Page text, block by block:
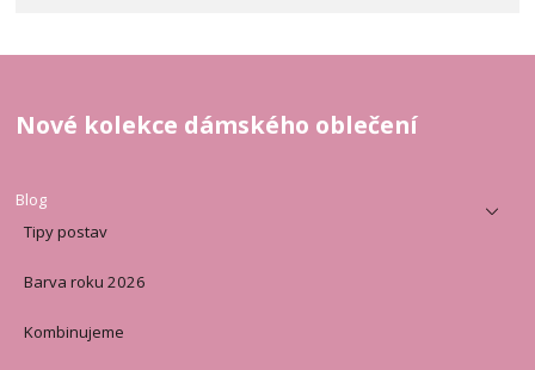
Nové kolekce dámského oblečení
Blog
Tipy postav
Barva roku 2026
Kombinujeme